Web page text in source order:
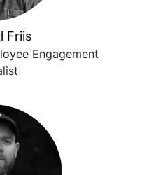
Friis
Engagement